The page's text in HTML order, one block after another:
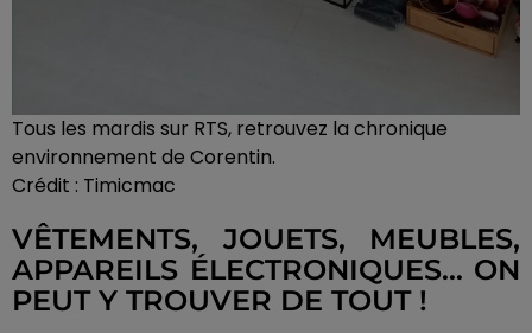
Tous les mardis sur RTS, retrouvez la chronique
environnement de Corentin.
Crédit : Timicmac
VÊTEMENTS, JOUETS, MEUBLES,
APPAREILS ÉLECTRONIQUES… ON
PEUT Y TROUVER DE TOUT !